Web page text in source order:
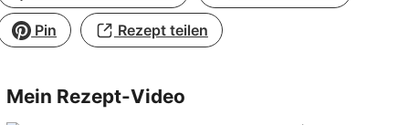
Pin Rezept teilen
Mein Rezept-Video